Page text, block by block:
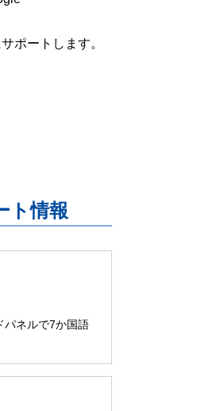
ポートします。
ト情報
パネルで7か国語